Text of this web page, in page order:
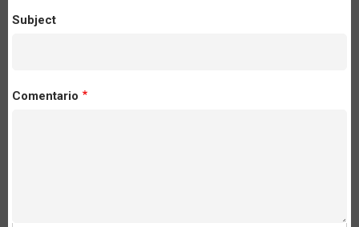
Subject
Comentario